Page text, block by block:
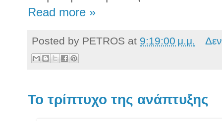
Read more »
Posted by PETROS at 9:19:00 μ.μ.
Το τρίπτυχο της ανάπτυξης